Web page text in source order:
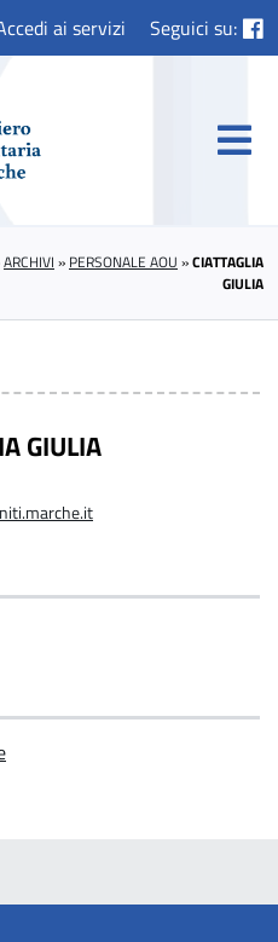
ai servizi Seguici su:
ARCHIVI » PERSONALE AOU »CIATTAGLIA
GIULIA
GIULIA